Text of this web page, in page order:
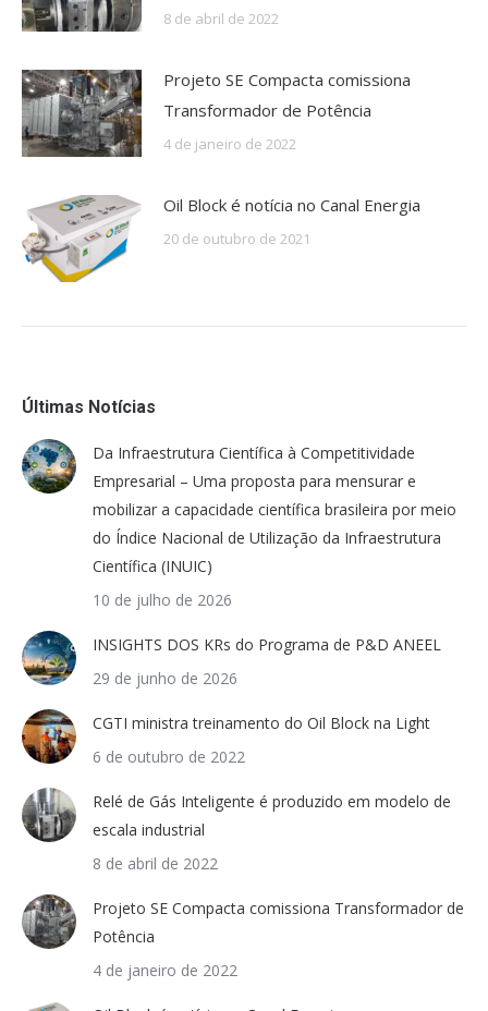
8 de abril de 2022
Projeto SE Compacta comissiona
Transformador de Potência
4 de janeiro de 2022
Oil Block é notícia no Canal Energia
20 de outubro de 2021
Últimas Notícias
Da Infraestrutura Científica à Competitividade
Empresarial – Uma proposta para mensurar e
mobilizar a capacidade científica brasileira por meio
do Índice Nacional de Utilização da Infraestrutura
Científica (INUIC)
10 de julho de 2026
INSIGHTS DOS KRs do Programa de P&D ANEEL
29 de junho de 2026
CGTI ministra treinamento do Oil Block na Light
6 de outubro de 2022
Relé de Gás Inteligente é produzido em modelo de
escala industrial
8 de abril de 2022
Projeto SE Compacta comissiona Transformador de
Potência
4 de janeiro de 2022